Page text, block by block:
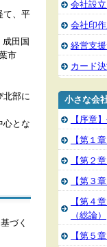
て、平
田国
市
北部に
心とな
づく
会社設
会社印作
経営支
カード
小さな会
【序章
【第１
【第２
【第３
【第４
（総論）
【第５